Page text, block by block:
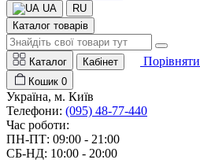
UA
RU
Каталог товарів
Каталог Кабінет Порівняти
Кошик 0
Україна, м. Київ
Телефони: (095) 48-77-440
Час роботи:
ПН-ПТ: 09:00 - 21:00
СБ-НД: 10:00 - 20:00